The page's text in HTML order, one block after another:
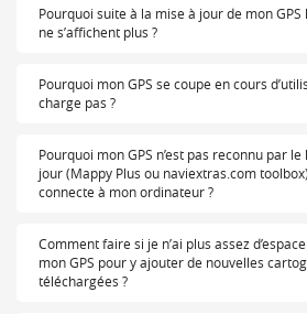
Pourquoi suite à la mise à jour de mon
ne s’affichent plus ?
Pourquoi mon GPS se coupe en cours
charge pas ?
Pourquoi mon GPS n’est pas reconnu par
jour (Mappy Plus ou naviextras.com
connecte à mon ordinateur ?
Comment faire si je n’ai plus assez
mon GPS pour y ajouter de nouvelles
téléchargées ?